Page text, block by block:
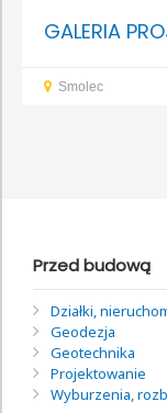
GALERIA
Smolec
Przed budową
Działki,
Geodezja
Geotechnika
Projektowanie
Wyburzenia,